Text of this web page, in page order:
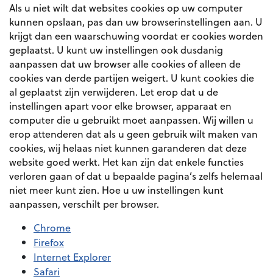
Als u niet wilt dat websites cookies op uw computer
kunnen opslaan, pas dan uw browserinstellingen aan. U
krijgt dan een waarschuwing voordat er cookies worden
geplaatst. U kunt uw instellingen ook dusdanig
aanpassen dat uw browser alle cookies of alleen de
cookies van derde partijen weigert. U kunt cookies die
al geplaatst zijn verwijderen. Let erop dat u de
instellingen apart voor elke browser, apparaat en
computer die u gebruikt moet aanpassen. Wij willen u
erop attenderen dat als u geen gebruik wilt maken van
cookies, wij helaas niet kunnen garanderen dat deze
website goed werkt. Het kan zijn dat enkele functies
verloren gaan of dat u bepaalde pagina’s zelfs helemaal
niet meer kunt zien. Hoe u uw instellingen kunt
aanpassen, verschilt per browser.
Chrome
Firefox
Internet Explorer
Safari